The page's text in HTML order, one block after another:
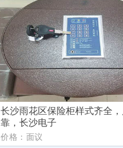
长沙雨花区保险柜样式齐全
靠，长沙电子
价格：面议